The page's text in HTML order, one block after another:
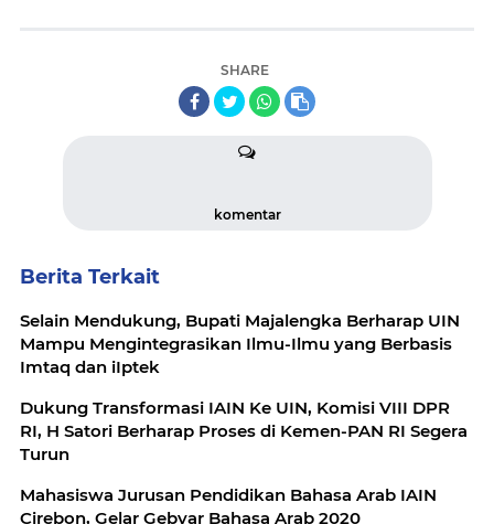
SHARE
komentar
Berita Terkait
Selain Mendukung, Bupati Majalengka Berharap UIN
Mampu Mengintegrasikan Ilmu-Ilmu yang Berbasis
Imtaq dan iIptek
Dukung Transformasi IAIN Ke UIN, Komisi VIII DPR
RI, H Satori Berharap Proses di Kemen-PAN RI Segera
Turun
Mahasiswa Jurusan Pendidikan Bahasa Arab IAIN
Cirebon, Gelar Gebyar Bahasa Arab 2020